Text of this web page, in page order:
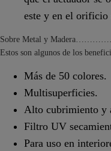
este y en el
Sobre Metal y
Estos son algunos de los
Más de 50 colores.
Multisuperficies.
Alto cubrimiento y
Filtro UV
Para uso en